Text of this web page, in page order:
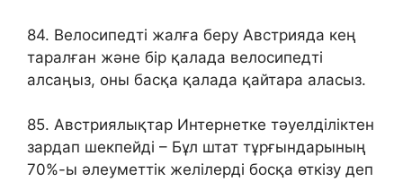
84. Велосипедті жалға беру Австрияда кең
таралған және бір қалада велосипедті
алсаңыз, оны басқа қалада қайтара аласыз.
85. Австриялықтар Интернетке тәуелділіктен
зардап шекпейді – Бұл штат тұрғындарының
70%-ы әлеуметтік желілерді босқа өткізу деп